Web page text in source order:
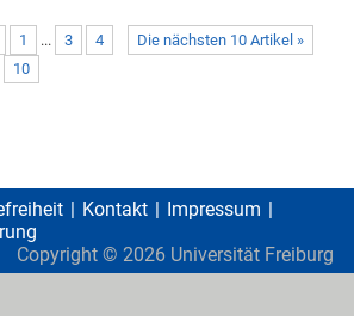
Die nächsten 10 Artikel »
1 ... 3
4
10
Kontakt
Impressum
Copyright © 2026 Universität Freiburg